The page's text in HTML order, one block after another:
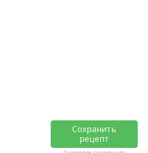
Сохранить
рецепт